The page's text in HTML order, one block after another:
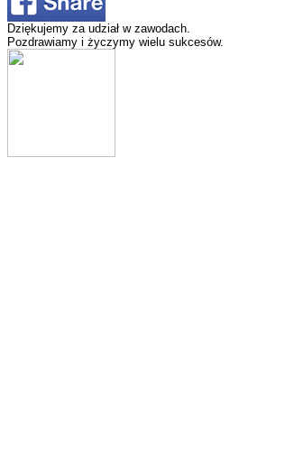
Dziękujemy za udział w zawodach.
Pozdrawiamy i życzymy wielu sukcesów.